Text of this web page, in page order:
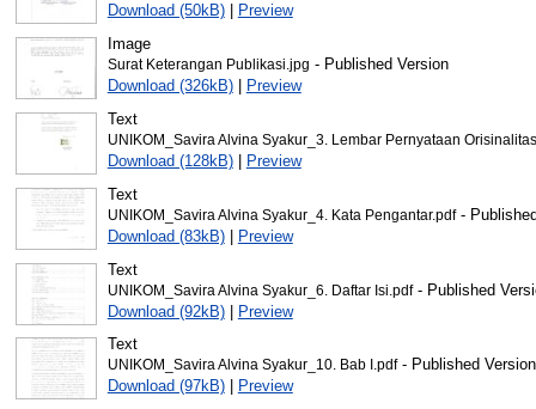
Download (50kB)|
Preview
Image
Surat Keterangan Publikasi.jpg - Published Version
Download (326kB)|
Preview
Text
UNIKOM_Savira Alvina Syakur_3. Lembar Pernyataan
Download (128kB)|
Preview
Text
UNIKOM_Savira Alvina Syakur_4. Kata Pengantar.pdf-
Download (83kB)|
Preview
Text
UNIKOM_Savira Alvina Syakur_6. Daftar Isi.pdf- Published
Download (92kB)| Preview
Text
UNIKOM_Savira Alvina Syakur_10. Bab I.pdf- Published Version
Download (97kB)|
Preview